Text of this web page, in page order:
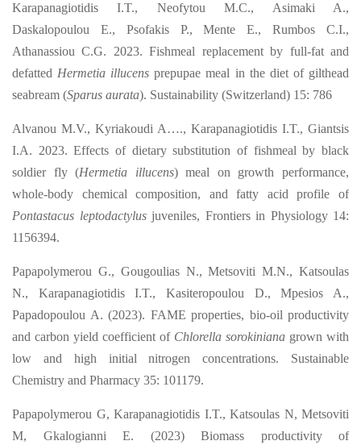
Karapanagiotidis I.T., Neofytou M.C., Asimaki A.,
Daskalopoulou E., Psofakis P., Mente E., Rumbos C.I.,
Athanassiou C.G. 2023. Fishmeal replacement by full-fat and
defatted Hermetia illucens prepupae meal in the diet of gilthead
seabream (Sparus aurata). Sustainability (Switzerland) 15: 786
Alvanou M.V., Kyriakoudi A…., Karapanagiotidis I.T., Giantsis
I.A. 2023. Effects of dietary substitution of fishmeal by black
soldier fly (Hermetia illucens) meal on growthperformance,
whole-body chemical composition, and fatty acid profile of
Pontastacus leptodactylusjuveniles, Frontiers in Physiology 14:
1156394.
Papapolymerou G., Gougoulias N., Metsoviti M.N., Katsoulas
N., Karapanagiotidis I.T., Kasiteropoulou D., Mpesios A.,
Papadopoulou A. (2023). FAME properties, bio-oil productivity
and carbon yield coefficient of Chlorella sorokiniana grown with
low and high initial nitrogen concentrations. Sustainable
Chemistry and Pharmacy 35: 101179.
Papapolymerou G, Karapanagiotidis I.T., Katsoulas N, Metsoviti
M, Gkalogianni E. (2023) Biomass productivity of